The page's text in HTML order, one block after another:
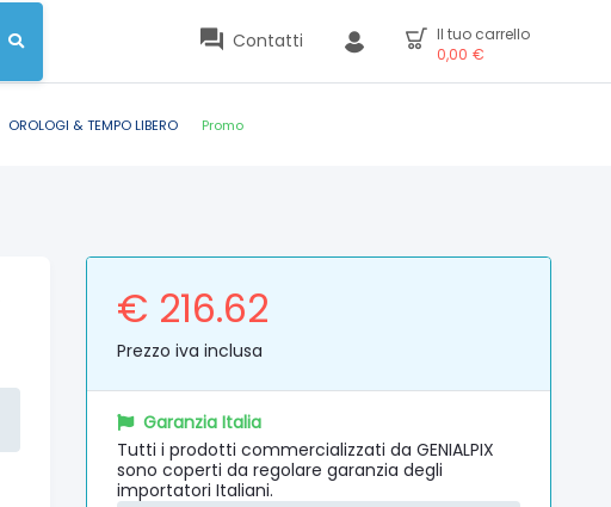
Contatti
Il tuo carrello
0,00 €
OROLOGI & TEMPO LIBERO Promo
€ 216.62
Prezzo iva inclusa
Garanzia Italia
Tutti i prodotti commercializzati da GENIALPIX
sono coperti da regolare garanzia degli
importatori Italiani.